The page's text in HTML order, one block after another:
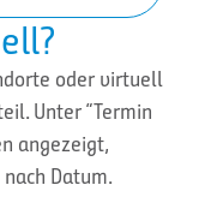
oder virtuell
Unter “Termin
angezeigt,
Datum.